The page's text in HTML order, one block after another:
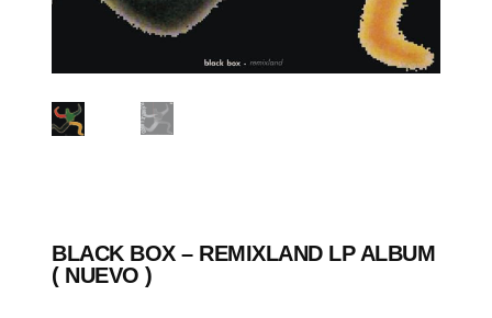
BLACK BOX – REMIXLAND LP ALBUM
( NUEVO )